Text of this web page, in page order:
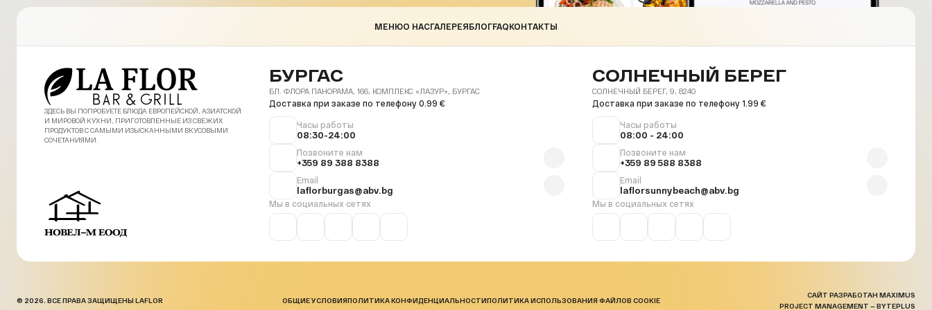
МЕНЮО НАСГАЛЕРЕЯБЛОГFAQКОНТАКТЫ
ЗДЕСЬ ВЫ ПОПРОБУЕТЕ БЛЮДА ЕВРОПЕЙСКОЙ, АЗИАТСКОЙ
И МИРОВОЙ КУХНИ, ПРИГОТОВЛЕННЫЕ ИЗ СВЕЖИХ
ПРОДУКТОВ С САМЫМИ ИЗЫСКАННЫМИ ВКУСОВЫМИ
СОЧЕТАНИЯМИ.
БУРГАС
БЛ. ФЛОРА ПАНОРАМА, 166, КОМПЛЕКС «ЛАЗУР», БУРГАС
Доставка при заказе по телефону 0.99 €
Часы работы
08:30-24:00
Позвоните нам
+359 89 388 8388
Email
laflorburgas@abv.bg
Мы в социальных сетях
СОЛНЕЧНЫЙ БЕРЕГ
СОЛНЕЧНЫЙ БЕРЕГ, 9, 8240
Доставка при заказе по телефону 1.99 €
Часы работы
08:00 - 24:00
Позвоните нам
+359 89 588 8388
Email
laflorsunnybeach@abv.bg
Мы в социальных сетях
© 2026. ВСЕ ПРАВА ЗАЩИЩЕНЫ LAFLOR ОБЩИЕ УСЛОВИЯПОЛИТИКА КОНФИДЕНЦИАЛЬНОСТИПОЛИТИКА ИСПОЛЬЗОВАНИЯ ФАЙЛОВ COOKIE
САЙТ РАЗРАБОТАН MAXIMUS
PROJECT MANAGEMENT — BYTEPLUS